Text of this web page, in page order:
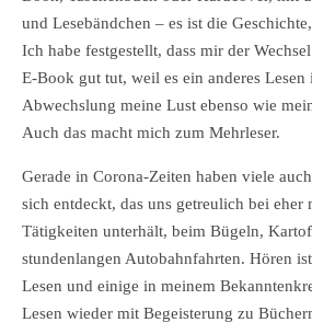
und Lesebändchen – es ist die
Ich habe festgestellt, dass mir der
E-Book gut tut, weil es ein anderes Lesen
Abwechslung meine Lust ebenso wie
Auch das macht mich zum Mehrleser.
Gerade in Corona-Zeiten haben viele
sich entdeckt, das uns getreulich bei eher
Tätigkeiten unterhält, beim Bügeln,
stundenlangen Autobahnfahrten. Hören
Lesen und einige in meinem
Lesen wieder mit Begeisterung zu